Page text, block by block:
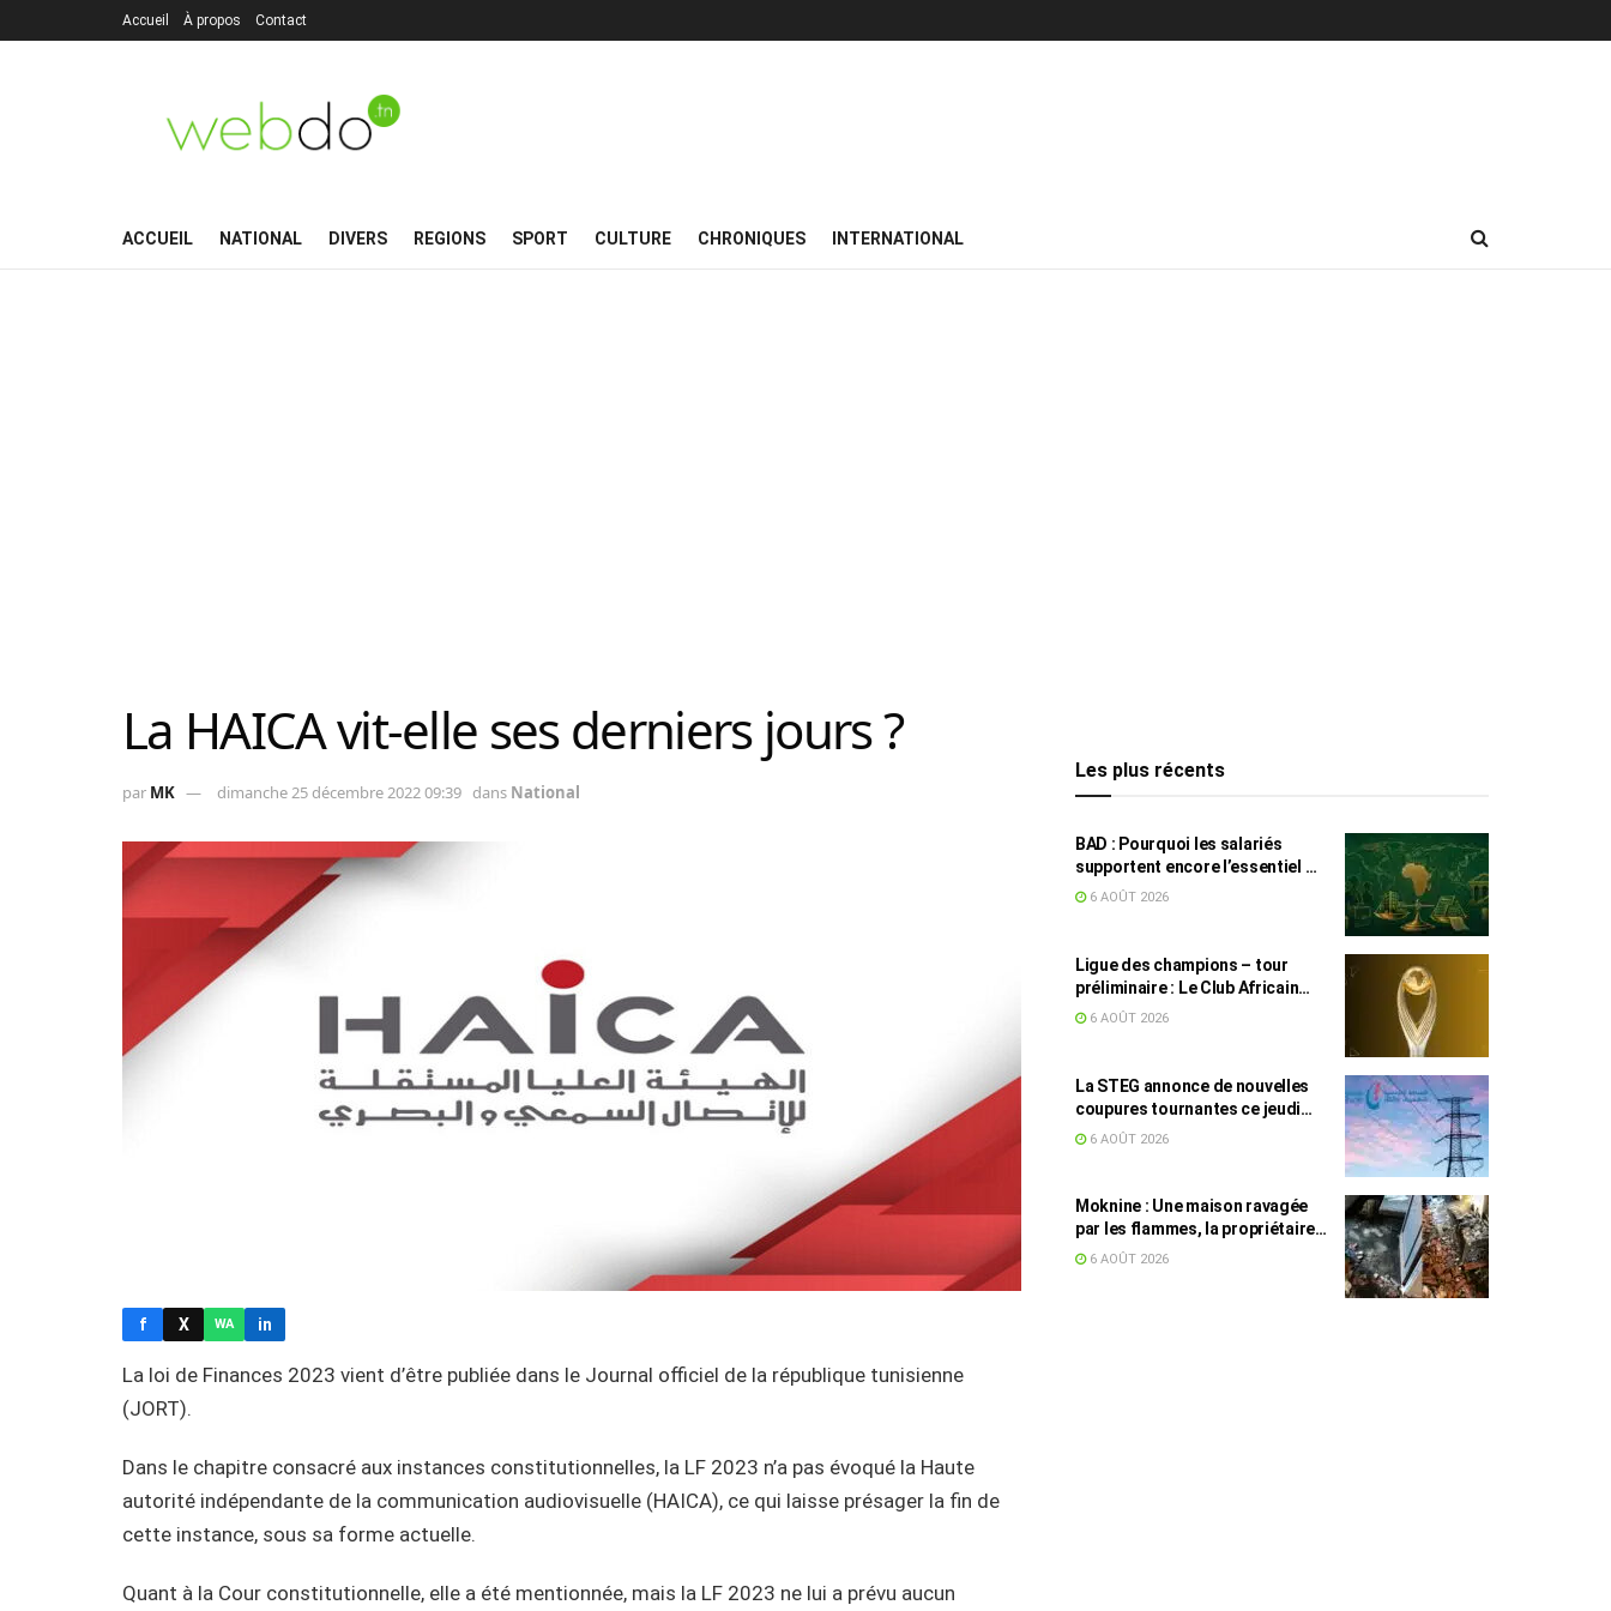
Accueil À propos Contact
ACCUEIL NATIONAL DIVERS REGIONS SPORT CULTURE CHRONIQUES INTERNATIONAL
La HAICA vit-elle ses derniers jours ?
par MK dimanche 25 décembre 2022 09:39 dans National
f X WA in
La loi de Finances 2023 vient d’être publiée dans le Journal officiel de la république tunisienne
(JORT).
Dans le chapitre consacré aux instances constitutionnelles, la LF 2023 n’a pas évoqué la Haute
autorité indépendante de la communication audiovisuelle (HAICA), ce qui laisse présager la fin de
cette instance, sous sa forme actuelle.
Quant à la Cour constitutionnelle, elle a été mentionnée, mais la LF 2023 ne lui a prévu aucun
Les plus récents
BAD : Pourquoi les salariés
supportent encore l’essentiel de
l’effort fiscal en Tunisie
6 AOÛT 2026
Ligue des champions – tour
préliminaire : Le Club Africain
face au Djoliba AC
6 AOÛT 2026
La STEG annonce de nouvelles
coupures tournantes ce jeudi
dans plusieurs régions
6 AOÛT 2026
Moknine : Une maison ravagée
par les flammes, la propriétaire
accuse la STEG et la SONEDE
6 AOÛT 2026